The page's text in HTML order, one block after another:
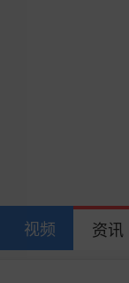
视频 资讯